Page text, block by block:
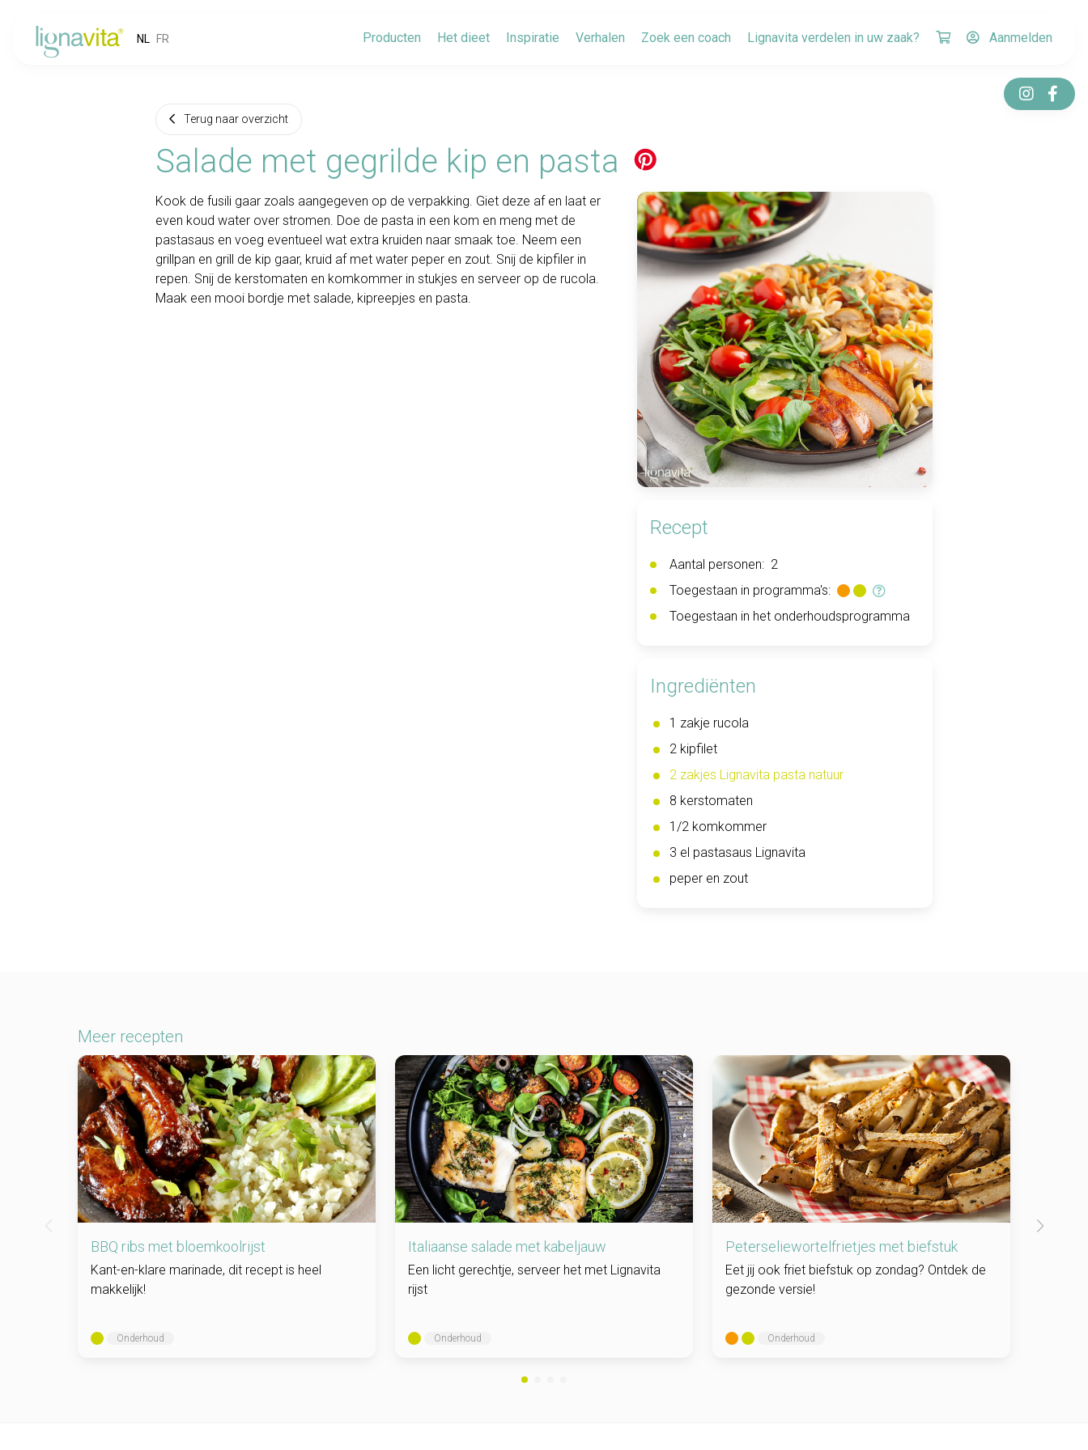
NL FR Producten Het dieet Inspiratie Verhalen Zoek een coach Lignavita verdelen in uw zaak? Aanmelden
Terug naar overzicht
Salade met gegrilde kip en pasta
Kook de fusili gaar zoals aangegeven op de verpakking. Giet deze af en laat er
even koud water over stromen. Doe de pasta in een kom en meng met de
pastasaus en voeg eventueel wat extra kruiden naar smaak toe. Neem een
grillpan en grill de kip gaar, kruid af met water peper en zout. Snij de kipfiler in
repen. Snij de kerstomaten en komkommer in stukjes en serveer op de rucola.
Maak een mooi bordje met salade, kipreepjes en pasta.
Recept
Aantal personen: 2
Toegestaan in programma's:
Toegestaan in het onderhoudsprogramma
Ingrediënten
1 zakje rucola
2 kipfilet
2 zakjes Lignavita pasta natuur
8 kerstomaten
1/2 komkommer
3 el pastasaus Lignavita
peper en zout
Meer recepten
BBQ ribs met bloemkoolrijst
Kant-en-klare marinade, dit recept is heel
makkelijk!
Onderhoud
Italiaanse salade met kabeljauw
Een licht gerechtje, serveer het met Lignavita
rijst
Onderhoud
Peterseliewortelfrietjes met biefstuk
Eet jij ook friet biefstuk op zondag? Ontdek de
gezonde versie!
Onderhoud